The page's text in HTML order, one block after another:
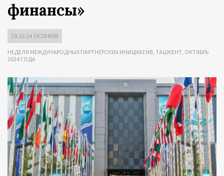
финансы»
19.10.24 19:28 MSK
НЕДЕЛЯ МЕЖДУНАРОДНЫХ ПАРТНЕРСКИХ ИНИЦИАТИВ, ТАШКЕНТ, ОКТЯБРЬ
2024 ГОДА